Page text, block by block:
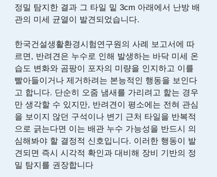
정밀 탐지한 결과 그 타일 밑 3cm 아래에서 난방 배
관의 미세 균열이 발견되었습니다.
한국건설생활환경시험연구원의 사례 보고서에 따
르면, 반려견은 누수로 인해 발생하는 바닥 미세 온
습도 변화와 곰팡이 포자의 미량을 인지하고 이를
빨아들이거나 제거하려는 본능적인 행동을 보인다
고 합니다. 단순히 오줌 냄새를 가리려고 핥는 경우
만 생각할 수 있지만, 반려견이 평소에는 전혀 관심
을 보이지 않던 구석이나 변기 근처 타일을 반복적
으로 긁는다면 이는 배관 누수 가능성을 반드시 의
심해봐야 할 결정적 신호입니다. 이러한 행동이 발
견되면 즉시 시각적 확인과 대비해 장비 기반의 정
밀 탐지를 권장합니다